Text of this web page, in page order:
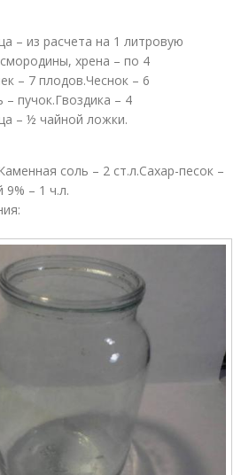
– из расчета на 1 литровую
хрена – по 4
– 7 плодов.Чеснок – 6
– пучок.Гвоздика – 4
– ½ чайной ложки.
соль – 2 ст.л.Сахар-песок –
9% – 1 ч.л.